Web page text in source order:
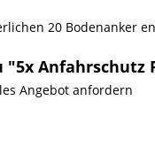
20 Bodenanker
Anfahrschutz
Angebot anfordern